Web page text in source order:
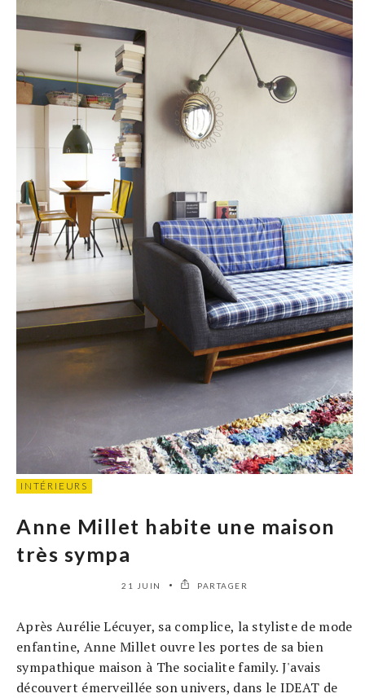
INTÉRIEURS
Anne Millet habite une maison
très sympa
21 JUIN PARTAGER
Après Aurélie Lécuyer, sa complice, la styliste de mode
enfantine, Anne Millet ouvre les portes de sa bien
sympathique maison à The socialite family. J'avais
découvert émerveillée son univers, dans le IDEAT de